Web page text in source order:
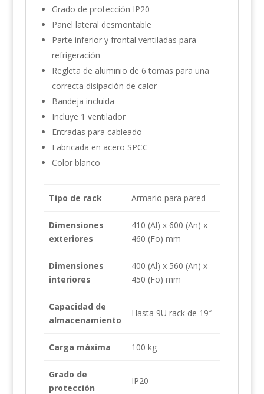
Grado de protección IP20
Panel lateral desmontable
Parte inferior y frontal ventiladas para
refrigeración
Regleta de aluminio de 6 tomas para una
correcta disipación de calor
Bandeja incluida
Incluye 1 ventilador
Entradas para cableado
Fabricada en acero SPCC
Color blanco
Tipo de rack Armario para pared
Dimensiones
exteriores
410 (Al) x 600 (An) x
460 (Fo) mm
Dimensiones
interiores
400 (Al) x 560 (An) x
450 (Fo) mm
Capacidad de
almacenamiento
Hasta 9U rack de 19″
Carga máxima 100 kg
Grado de
protección
IP20